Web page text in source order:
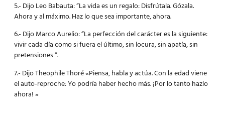
5.- Dijo Leo Babauta: “La vida es un regalo: Disfrútala. Gózala.
Ahora y al máximo. Haz lo que sea importante, ahora.
6.- Dijo Marco Aurelio: “La perfección del carácter es la siguiente:
vivir cada día como si fuera el último, sin locura, sin apatía, sin
pretensiones “.
7.- Dijo Theophile Thoré «Piensa, habla y actúa. Con la edad viene
el auto-reproche: Yo podría haber hecho más. ¡Por lo tanto hazlo
ahora! »